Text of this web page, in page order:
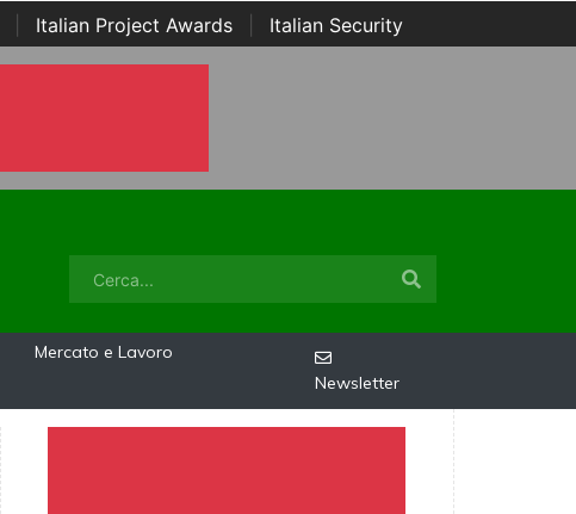
Italian Project Awards
Italian Security
Mercato e Lavoro
Newsletter